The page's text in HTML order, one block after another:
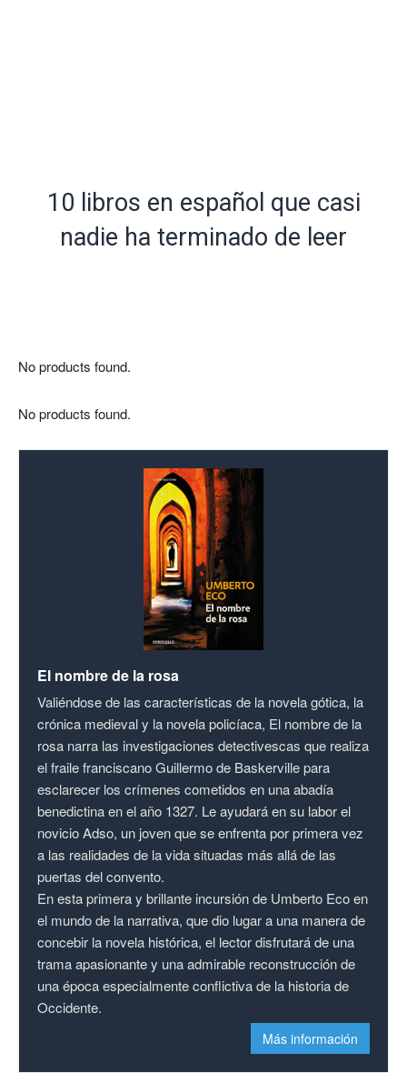
10 libros en español que casi
nadie ha terminado de leer
No products found.
No products found.
El nombre de la rosa
Valiéndose de las características de la novela gótica, la
crónica medieval y la novela policíaca, El nombre de la
rosa narra las investigaciones detectivescas que realiza
el fraile franciscano Guillermo de Baskerville para
esclarecer los crímenes cometidos en una abadía
benedictina en el año 1327. Le ayudará en su labor el
novicio Adso, un joven que se enfrenta por primera vez
a las realidades de la vida situadas más allá de las
puertas del convento.
En esta primera y brillante incursión de Umberto Eco en
el mundo de la narrativa, que dio lugar a una manera de
concebir la novela histórica, el lector disfrutará de una
trama apasionante y una admirable reconstrucción de
una época especialmente conflictiva de la historia de
Occidente.
Más información